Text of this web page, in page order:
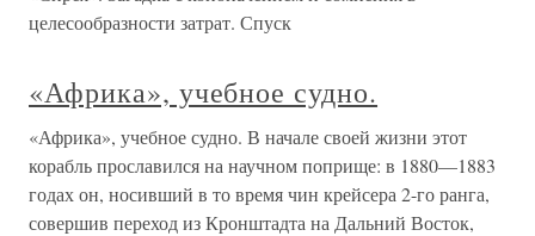
целесообразности затрат. Спуск
«Африка», учебное судно.
«Африка», учебное судно. В начале своей жизни этот
корабль прославился на научном поприще: в 1880—1883
годах он, носивший в то время чин крейсера 2-го ранга,
совершив переход из Кронштадта на Дальний Восток,